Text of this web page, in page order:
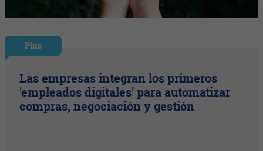
Plus
Las empresas integran los primeros
'empleados digitales' para automatizar
compras, negociación y gestión